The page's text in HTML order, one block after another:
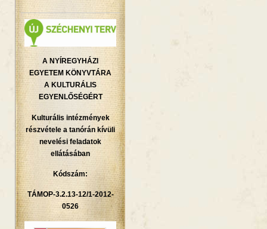
A NYÍREGYHÁZI
EGYETEM KÖNYVTÁRA
A KULTURÁLIS
EGYENLŐSÉGÉRT
Kulturális intézmények
részvétele a tanórán kívüli
nevelési feladatok
ellátásában
Kódszám:
TÁMOP-3.2.13-12/1-2012-
0526